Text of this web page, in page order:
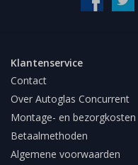
Klantenservice
Contact
Over Autoglas Concurrent
Montage- en bezorgkosten
Betaalmethoden
Algemene voorwaarden